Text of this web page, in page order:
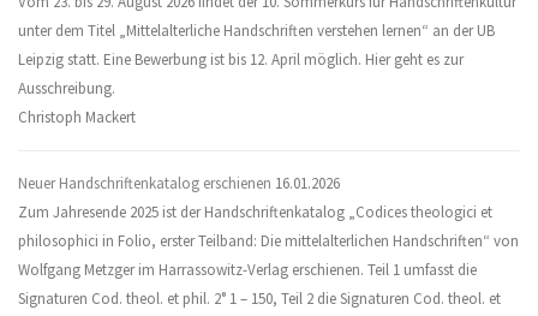
unter dem Titel „Mittelalterliche Handschriften verstehen lernen“ an der UB
Leipzig statt. Eine Bewerbung ist bis 12. April möglich. Hier geht es zur
Ausschreibung.
Christoph Mackert
Neuer Handschriftenkatalog erschienen 16.01.2026
Zum Jahresende 2025 ist der Handschriftenkatalog „Codices theologici et
philosophici in Folio, erster Teilband: Die mittelalterlichen Handschriften“ von
Wolfgang Metzger im Harrassowitz-Verlag erschienen. Teil 1 umfasst die
Signaturen Cod. theol. et phil. 2° 1 – 150, Teil 2 die Signaturen Cod. theol. et